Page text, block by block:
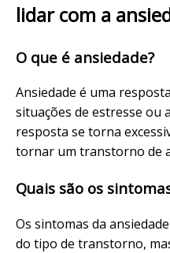
lidar com a
O que é ansiedade?
Ansiedade é uma
situações de estresse ou
resposta se torna
tornar um transtorno de
Quais são os
Os sintomas da
do tipo de transtorno,